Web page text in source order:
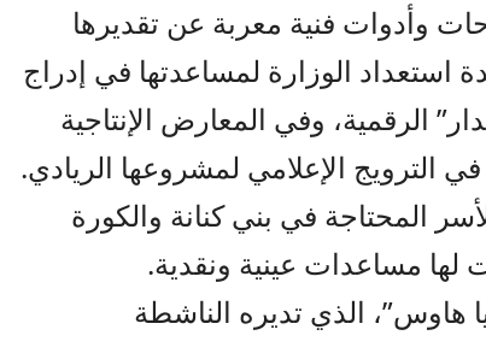
وأدوات فنية معربة عن تقديرها
استعداد الوزارة لمساعدتها في إدراج
الرقمية، وفي المعارض الإنتاجية
الترويج الإعلامي لمشروعها الريادي.
المحتاجة في بني كنانة والكورة
مساعدات عينية ونقدية.
هاوس”، الذي تديره الناشطة